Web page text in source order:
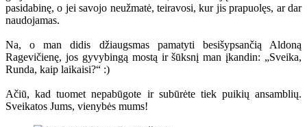
pasidabinę, o jei savojo neužmatė, teiravosi, kur jis prapuolęs, ar dar
naudojamas.
Na, o man didis džiaugsmas pamatyti besišypsančią Aldoną
Ragevičienę, jos gyvybingą mostą ir šūksnį man įkandin: „Sveika,
Runda, kaip laikaisi?“ :)
Ačiū, kad tuomet nepabūgote ir subūrėte tiek puikių ansamblių.
Sveikatos Jums, vienybės mums!